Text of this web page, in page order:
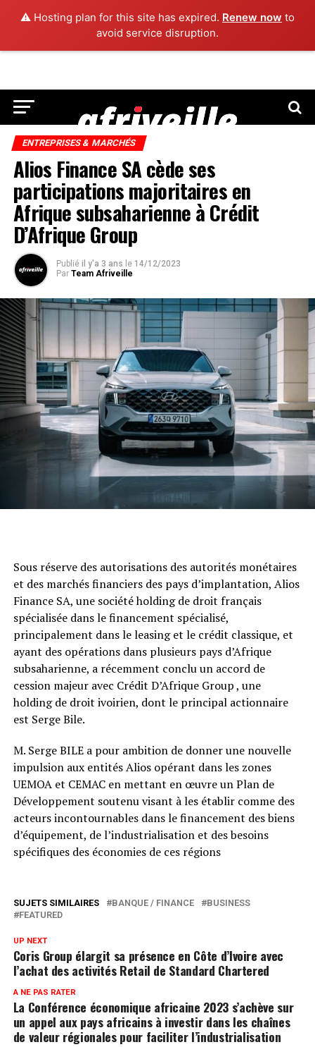
⚠️ Hosting plan for this site has expired. Renew now to
avoid service disruption.
ENTREPRISES & MARCHÉS
Alios Finance SA cède ses
participations majoritaires en
Afrique subsaharienne à Crédit
D’Afrique Group
Publié il y'a 3 ans le 14/12/2023
Par Team Afriveille
Sous réserve des autorisations des autorités monétaires
et des marchés financiers des pays d’implantation, Alios
Finance SA, une société holding de droit français
spécialisée dans le financement spécialisé,
principalement dans le leasing et le crédit classique, et
ayant des opérations dans plusieurs pays d’Afrique
subsaharienne, a récemment conclu un accord de
cession majeur avec Crédit D’Afrique Group , une
holding de droit ivoirien, dont le principal actionnaire
est Serge Bile.
M. Serge BILE a pour ambition de donner une nouvelle
impulsion aux entités Alios opérant dans les zones
UEMOA et CEMAC en mettant en œuvre un Plan de
Développement soutenu visant à les établir comme des
acteurs incontournables dans le financement des biens
d’équipement, de l’industrialisation et des besoins
spécifiques des économies de ces régions
SUJETS SIMILAIRES BANQUE / FINANCE
BUSINESS
FEATURED
UP NEXT
Coris Group élargit sa présence en Côte d’Ivoire avec
l’achat des activités Retail de Standard Chartered
A NE PAS RATER
La Conférence économique africaine 2023 s’achève sur
un appel aux pays africains à investir dans les chaînes
de valeur régionales pour faciliter l’industrialisation